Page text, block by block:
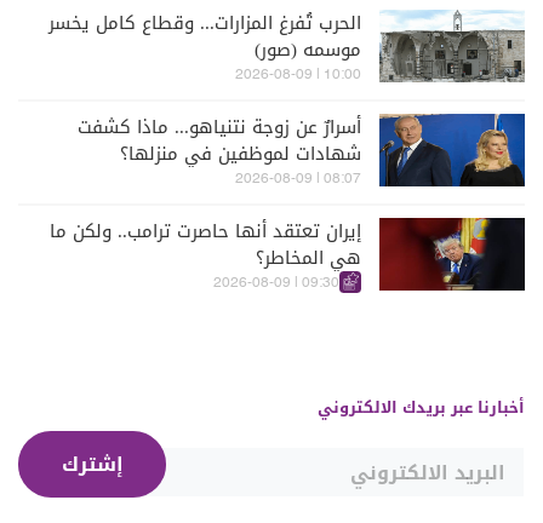
الحرب تُفرغ المزارات... وقطاع كامل يخسر
موسمه (صور)
10:00 | 2026-08-09
أسرارٌ عن زوجة نتنياهو... ماذا كشفت
شهادات لموظفين في منزلها؟
08:07 | 2026-08-09
إيران تعتقد أنها حاصرت ترامب.. ولكن ما
هي المخاطر؟
09:30 | 2026-08-09
أخبارنا عبر بريدك الالكتروني
إشترك